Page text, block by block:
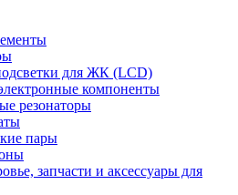
для ЖК (LCD)
компоненты
резонаторы
пары
запчасти и аксессуары для